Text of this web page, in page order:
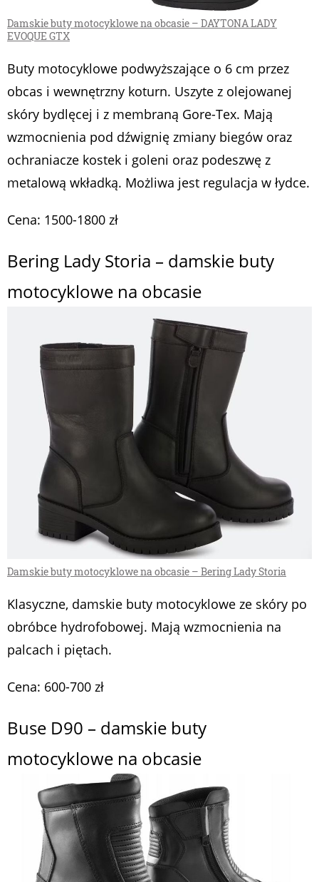
Damskie buty motocyklowe na obcasie – DAYTONA LADY
EVOQUE GTX
Buty motocyklowe podwyższające o 6 cm przez
obcas i wewnętrzny koturn. Uszyte z olejowanej
skóry bydlęcej i z membraną Gore-Tex. Mają
wzmocnienia pod dźwignię zmiany biegów oraz
ochraniacze kostek i goleni oraz podeszwę z
metalową wkładką. Możliwa jest regulacja w łydce.
Cena: 1500-1800 zł
Bering Lady Storia – damskie buty
motocyklowe na obcasie
Damskie buty motocyklowe na obcasie – Bering Lady Storia
Klasyczne, damskie buty motocyklowe ze skóry po
obróbce hydrofobowej. Mają wzmocnienia na
palcach i piętach.
Cena: 600-700 zł
Buse D90 – damskie buty
motocyklowe na obcasie